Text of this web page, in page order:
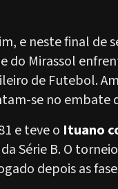
e neste final de
Mirassol
de Futebol.
se no embate
e teve o Ituano
Série B. O
depois as